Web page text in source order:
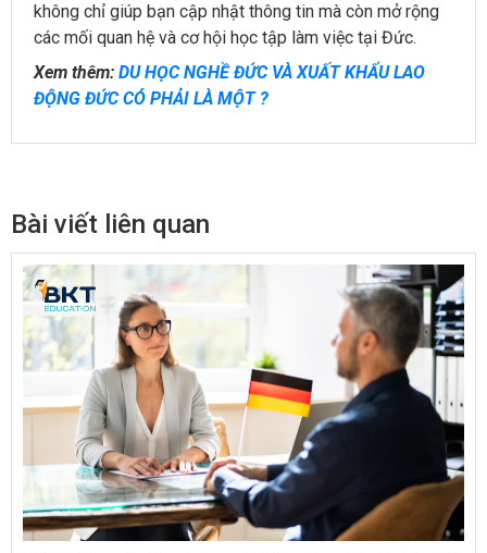
không chỉ giúp bạn cập nhật thông tin mà còn mở rộng
các mối quan hệ và cơ hội học tập làm việc tại Đức.
Xem thêm: DU HỌC NGHỀ ĐỨC VÀ XUẤT KHẨU LAO
ĐỘNG ĐỨC CÓ PHẢI LÀ MỘT ?
Bài viết liên quan